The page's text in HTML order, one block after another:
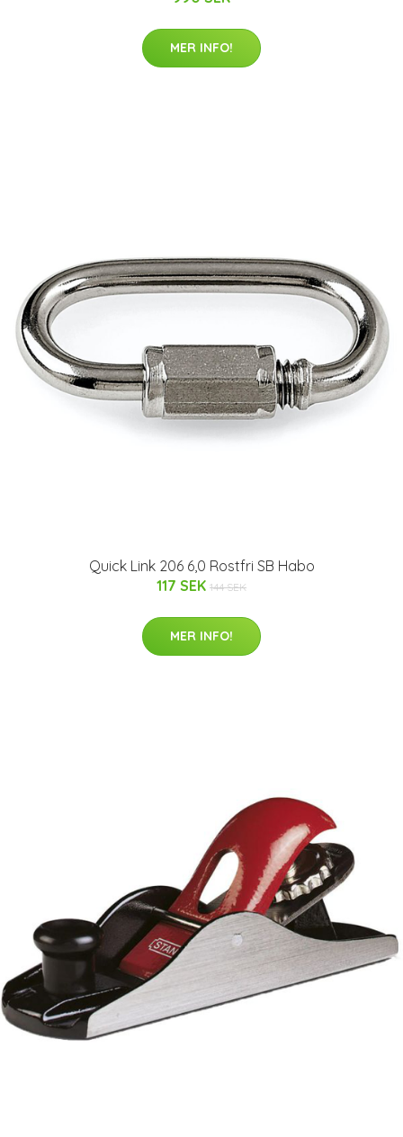
MER INFO!
Quick Link 206 6,0 Rostfri SB Habo
117 SEK 144 SEK
MER INFO!